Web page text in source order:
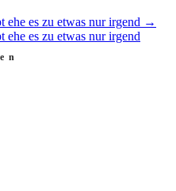
ehe es zu etwas nur irgend →
ehe es zu etwas nur irgend